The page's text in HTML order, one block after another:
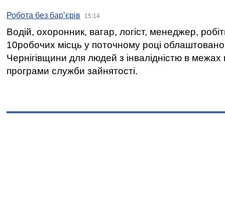
Робота без бар’єрів 15:14
Водій, охоронник, вагар, логіст, менеджер,
10робочих місць у поточному році
Чернігівщини для людей з інвалідністю в межах
програми служби зайнятості.